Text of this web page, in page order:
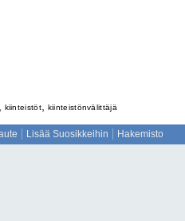
kiinteistöt, kiinteistönvälittäjä
Lisää Suosikkeihin Hakemisto